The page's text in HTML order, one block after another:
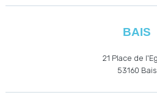
BAIS
21 Place de
53160 Bais